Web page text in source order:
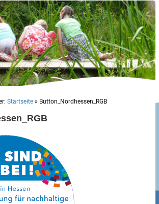
Startseite » Button_Nordhessen_RGB